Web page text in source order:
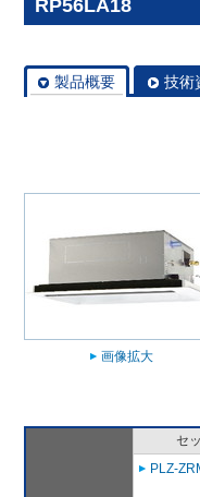
RP56LA18
製品概要 技術
画像拡大
セ
PLZ-